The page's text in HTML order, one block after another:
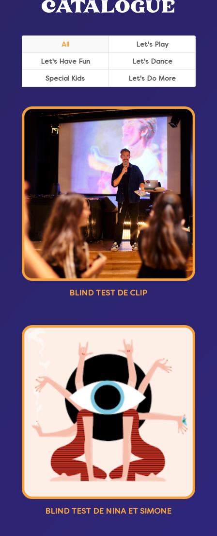
CATALOGUE
All
Let's Play
Let's Have Fun
Let's Dance
Special Kids
Let's Do More
BLIND TEST DE CLIP
BLIND TEST DE NINA ET SIMONE